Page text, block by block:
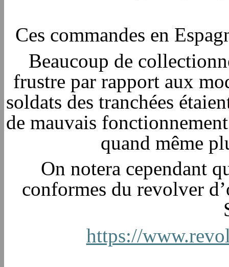
Ces commandes en
Beaucoup de
frustre par rapport aux
soldats des tranchées
de mauvais
quand même
On notera cependant
conformes du revolver
https://